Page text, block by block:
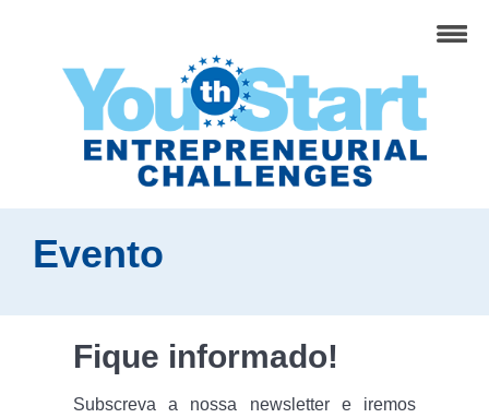
Evento
Fique informado!
Subscreva a nossa newsletter e iremos